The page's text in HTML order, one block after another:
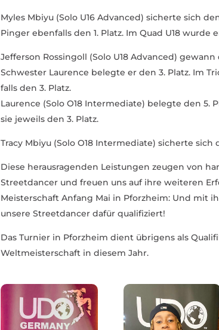
Myles Mbiyu (Solo U16 Advanced) sicherte sich
Pinger eben­falls den 1. Platz. Im Quad U18 wurde
Jefferson Rossingoll (Solo U18 Advanced)
Schwester Laurence belegte er den 3. Platz. Im
falls den 3. Platz.
Laurence (Solo O18 Inter­me­diate) belegte den 5.
sie jeweils den 3. Platz.
Tracy Mbiyu (Solo O18 Inter­me­diate) sicherte sich
Diese heraus­ra­genden Leis­tungen zeugen von
Street­dancer und freuen uns auf ihre weiteren
Meis­ter­schaft Anfang Mai in Pforzheim: Und mit
unsere Street­dancer dafür quali­fi­ziert!
Das Turnier in Pforzheim dient übrigens als
Welt­meis­ter­schaft in diesem Jahr.